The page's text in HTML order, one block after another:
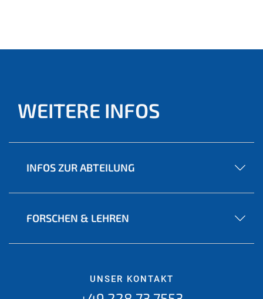
WEITERE INFOS
INFOS ZUR ABTEILUNG
FORSCHEN & LEHREN
UNSER KONTAKT